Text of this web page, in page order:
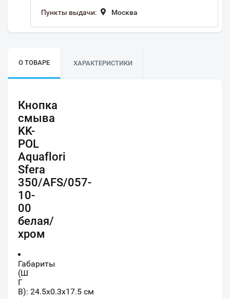
Пункты выдачи: Москва
О ТОВАРЕ ХАРАКТЕРИСТИКИ
Кнопка
смыва
KK-
POL
Aquaflori
Sfera
350/AFS/057-
10-
00
белая/
хром
Габариты
(Ш
Г
В): 24.5x0.3x17.5 см